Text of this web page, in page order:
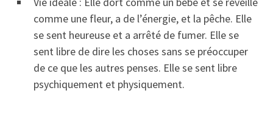
comme une fleur, a de l’énergie, et la pêche. Elle
se sent heureuse et a arrêté de fumer. Elle se
sent libre de dire les choses sans se préoccuper
de ce que les autres penses. Elle se sent libre
psychiquement et physiquement.